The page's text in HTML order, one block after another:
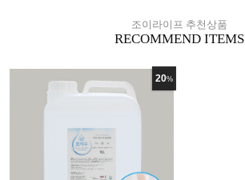
조이라이프 추천상품
RECOMMEND ITEMS
20%